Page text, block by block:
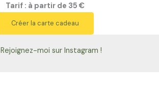
Tarif : à partir de 35 €
Créer la carte cadeau
Rejoignez-moi sur Instagram !